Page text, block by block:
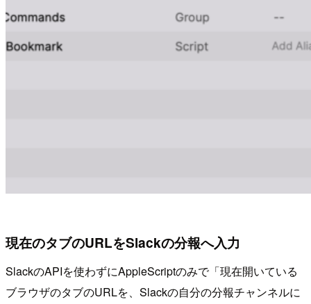
現在のタブのURLをSlackの分報へ入力
SlackのAPIを使わずにAppleScriptのみで「現在開いている
ブラウザのタブのURLを、Slackの自分の分報チャンネルに